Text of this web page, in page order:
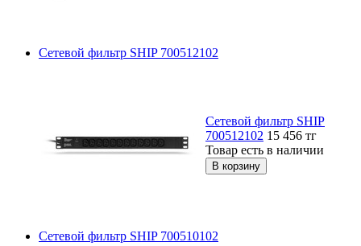
Сетевой фильтр SHIP 700512102
Сетевой фильтр SHIP
700512102 15 456 тг
Товар есть в наличии
Сетевой фильтр SHIP 700510102